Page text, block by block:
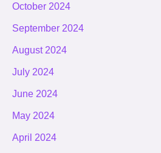
October 2024
September 2024
August 2024
July 2024
June 2024
May 2024
April 2024